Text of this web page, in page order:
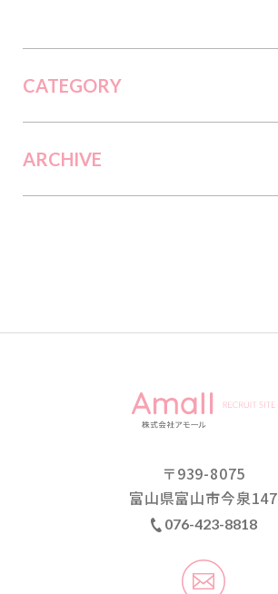
CATEGORY
ARCHIVE
〒939-8075
富山県富山市今泉147
076-423-8818